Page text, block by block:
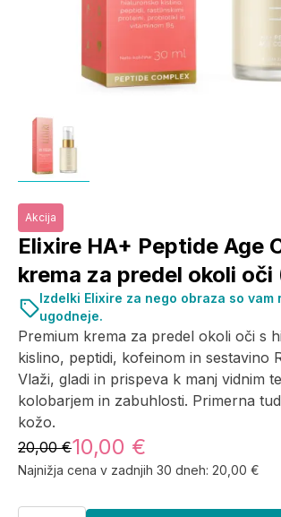
Akcija
Elixire HA+ Peptide Age
krema za predel okoli oči
Premium krema za predel okoli oči s
kislino, peptidi, kofeinom in sestavino
Vlaži, gladi in prispeva k manj vidnim
kolobarjem in zabuhlosti. Primerna
kožo.
20,00 €10,00 €
Najnižja cena v zadnjih 30 dneh: 20,00 €
Izdelki Elixire za nego obraza so vam
ugodneje.